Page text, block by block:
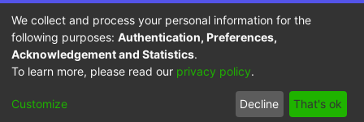
La Universidad Icesi es una Institución de Educación
Superior que se encuentra sujeta a inspección y vigilancia
por parte del Ministerio de Educación Nacional.
Cookie
End User
Agreement
Send
Feedback
We collect and process your personal information for the
following purposes: Authentication, Preferences,
Acknowledgement and Statistics.
To learn more, please read our privacy policy.
Customize Decline That's ok